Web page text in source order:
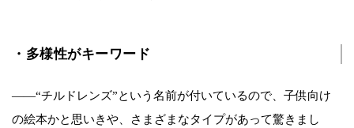
・多様性がキーワード
――“チルドレンズ”という名前が付いているので、子供向け
の絵本かと思いきや、さまざまなタイプがあって驚きまし